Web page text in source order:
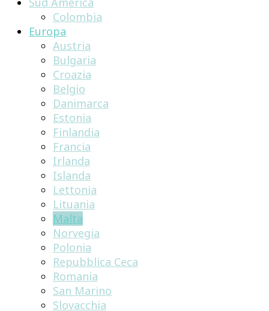
Colombia
Europa
Austria
Bulgaria
Croazia
Belgio
Danimarca
Estonia
Finlandia
Francia
Irlanda
Islanda
Lettonia
Lituania
Malta
Norvegia
Polonia
Repubblica Ceca
Romania
San Marino
Slovacchia